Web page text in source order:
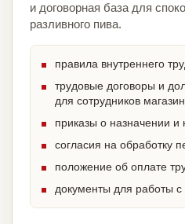
и договорная база для
разливного пива.
правила внутреннего
трудовые договоры и
для сотрудников
приказы о назначении
согласия на обработку
положение об оплате
документы для работы